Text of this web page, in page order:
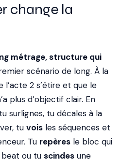
change la
métrage, structure qui
scénario de long. À la
l’acte 2 s’étire et que le
plus d’objectif clair. En
surlignes, tu décales à la
tu vois les séquences et
Tu repères le bloc qui
beat ou tu scindes une